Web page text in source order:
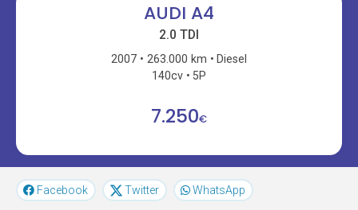
AUDI A4
2.0 TDI
2007 263.000 km
Diesel
140cv
5P
7.250€
Facebook Twitter WhatsApp